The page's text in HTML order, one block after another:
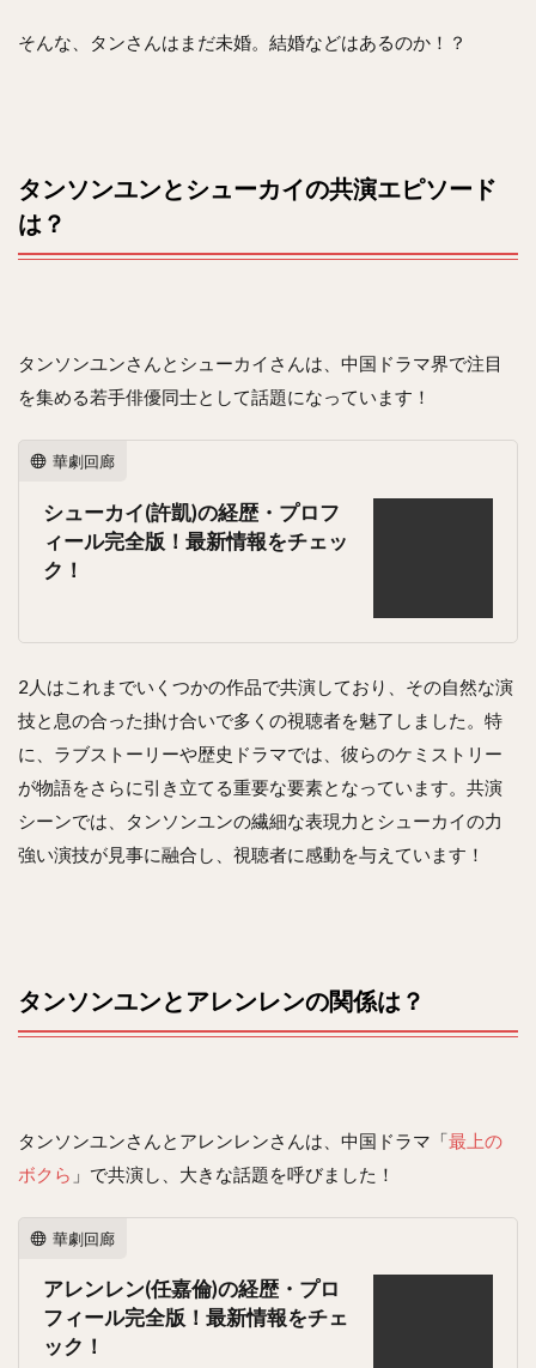
そんな、タンさんはまだ未婚。結婚などはあるのか！？
タンソンユンとシューカイの共演エピソード
は？
タンソンユンさんとシューカイさんは、中国ドラマ界で注目
を集める若手俳優同士として話題になっています！
華劇回廊
シューカイ(許凱)の経歴・プロフ
ィール完全版！最新情報をチェッ
ク！
2人はこれまでいくつかの作品で共演しており、その自然な演
技と息の合った掛け合いで多くの視聴者を魅了しました。特
に、ラブストーリーや歴史ドラマでは、彼らのケミストリー
が物語をさらに引き立てる重要な要素となっています。共演
シーンでは、タンソンユンの繊細な表現力とシューカイの力
強い演技が見事に融合し、視聴者に感動を与えています！
タンソンユンとアレンレンの関係は？
タンソンユンさんとアレンレンさんは、中国ドラマ「最上の
ボクら 」で共演し、大きな話題を呼びました！
華劇回廊
アレンレン(任嘉倫)の経歴・プロ
フィール完全版！最新情報をチェ
ック！